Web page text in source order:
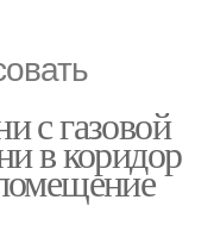
с газовой
в коридор